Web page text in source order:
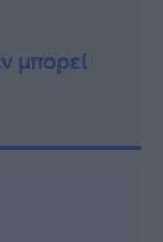
μπορεί